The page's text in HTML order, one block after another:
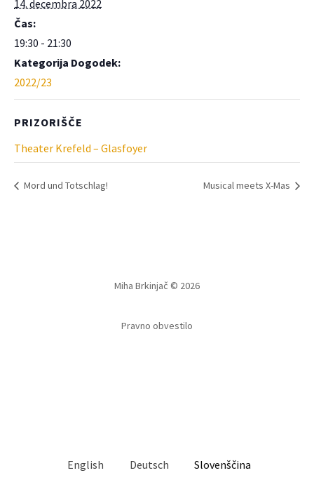
14. decembra 2022
Čas:
19:30 - 21:30
Kategorija Dogodek:
2022/23
PRIZORIŠČE
Theater Krefeld – Glasfoyer
Mord und Totschlag! Musical meets X-Mas
Miha Brkinjač © 2026
Pravno obvestilo
English Deutsch Slovenščina